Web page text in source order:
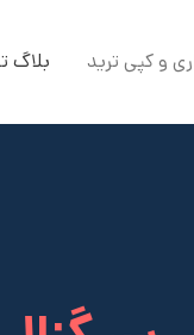
و کپی ترید بلاگ